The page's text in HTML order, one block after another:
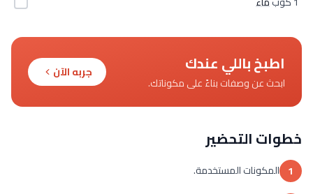
اطبخ باللي عندك
ابحث عن وصفات بناءً على مكوناتك.
جربه الآن
خطوات التحضير
1 المكونات المستخدمة.